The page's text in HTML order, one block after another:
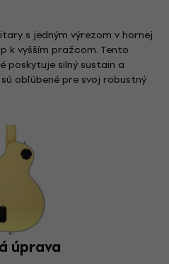
s jedným výrezom v hornej
k vyšším pražcom. Tento
poskytuje silný sustain a
obľúbené pre svoj robustný
úprava